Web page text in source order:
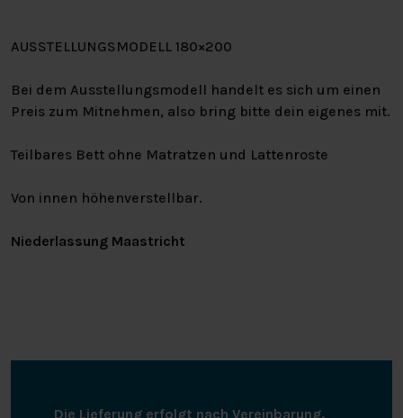
AUSSTELLUNGSMODELL 180×200
Bei dem Ausstellungsmodell handelt es sich um einen
Preis zum Mitnehmen, also bring bitte dein eigenes mit.
Teilbares Bett ohne Matratzen und Lattenroste
Von innen höhenverstellbar.
Niederlassung Maastricht
Die Lieferung erfolgt nach Vereinbarung.